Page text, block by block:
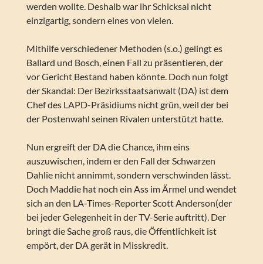
werden wollte. Deshalb war ihr Schicksal nicht
einzigartig, sondern eines von vielen.
Mithilfe verschiedener Methoden (s.o.) gelingt es
Ballard und Bosch, einen Fall zu präsentieren, der
vor Gericht Bestand haben könnte. Doch nun folgt
der Skandal: Der Bezirksstaatsanwalt (DA) ist dem
Chef des LAPD-Präsidiums nicht grün, weil der bei
der Postenwahl seinen Rivalen unterstützt hatte.
Nun ergreift der DA die Chance, ihm eins
auszuwischen, indem er den Fall der Schwarzen
Dahlie nicht annimmt, sondern verschwinden lässt.
Doch Maddie hat noch ein Ass im Ärmel und wendet
sich an den LA-Times-Reporter Scott Anderson(der
bei jeder Gelegenheit in der TV-Serie auftritt). Der
bringt die Sache groß raus, die Öffentlichkeit ist
empört, der DA gerät in Misskredit.